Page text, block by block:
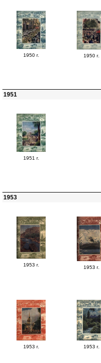
1950 г. 1950 г.
1951
1951 г.
1953
1953 г. 1953 г.
1953 г. 1953 г.